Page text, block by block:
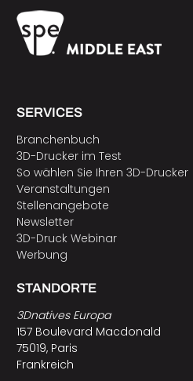
SERVICES
Branchenbuch
3D-Drucker im Test
So wählen Sie Ihren 3D-Drucker
Veranstaltungen
Stellenangebote
Newsletter
3D-Druck Webinar
Werbung
STANDORTE
3Dnatives Europa
157 Boulevard Macdonald
75019, Paris
Frankreich